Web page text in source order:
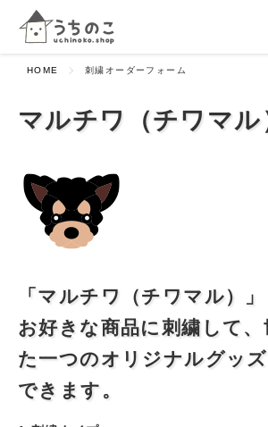
HOME 刺繍オーダーフォーム
マルチワ（チワマル
「マルチワ（チワマル）
お好きな商品に刺繍して、
た一つのオリジナルグッ
できます。